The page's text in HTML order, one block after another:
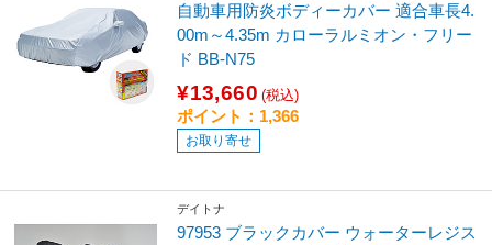
自動車用防炎ボディーカバー 適合車長4.
00m～4.35m カローラルミオン・フリー
ド BB-N75
¥13,660 (税込)
ポイント：1,366
お取り寄せ
デイトナ
97953 ブラックカバー ウォーターレジス